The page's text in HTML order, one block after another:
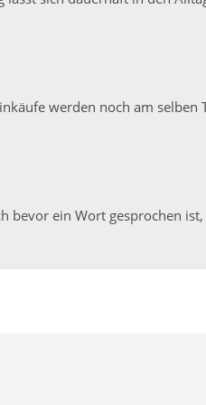
werden noch am
bevor ein Wort gesprochen ist,